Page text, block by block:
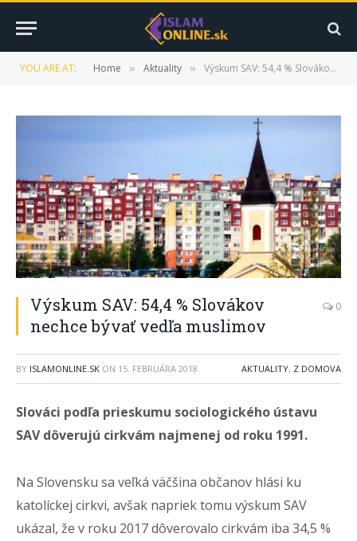
YOU ARE AT: Home » Aktuality » Výskum SAV: 54,4 % Slovákov nechce bývať vedľa muslimov
Výskum SAV: 54,4 % Slovákov
nechce bývať vedľa muslimov
0
BY ISLAMONLINE.SK ON 15. FEBRUÁRA 2018 AKTUALITY, Z DOMOVA
Slováci podľa prieskumu sociologického ústavu
SAV dôverujú cirkvám najmenej od roku 1991.
Na Slovensku sa veľká väčšina občanov hlási ku
katolíckej cirkvi, avšak napriek tomu výskum SAV
ukázal, že v roku 2017 dôverovalo cirkvám iba 34,5 %